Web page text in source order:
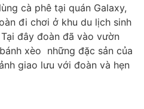
cà phê tại quán Galaxy,
đi chơi ở khu du lịch sinh
đây đoàn đã vào vườn
xèo những đặc sản của
giao lưu với đoàn và hẹn